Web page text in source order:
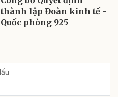
thành lập Đoàn kinh tế -
Quốc phòng 925